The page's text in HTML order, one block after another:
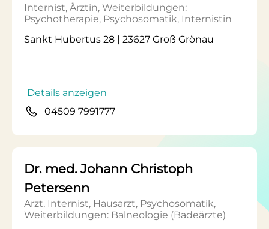
Internist, Ärztin, Weiterbildungen:
Psychotherapie, Psychosomatik, Internistin
Sankt Hubertus 28 | 23627 Groß Grönau
Details anzeigen
04509 7991777
Dr. med. Johann Christoph
Petersenn
Arzt, Internist, Hausarzt, Psychosomatik,
Weiterbildungen: Balneologie (Badeärzte)